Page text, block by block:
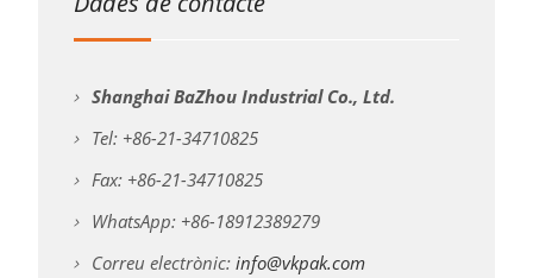
Shanghai BaZhou Industrial Co., Ltd.
Tel: +86-21-34710825
Fax: +86-21-34710825
WhatsApp: +86-18912389279
Correu electrònic: info@vkpak.com